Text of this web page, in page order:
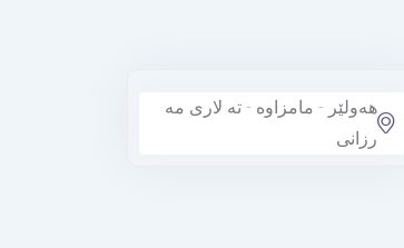
هەولێر - مامزاوه - ته لاری مه
رزانی